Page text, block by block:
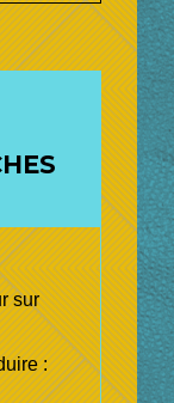
sur
: